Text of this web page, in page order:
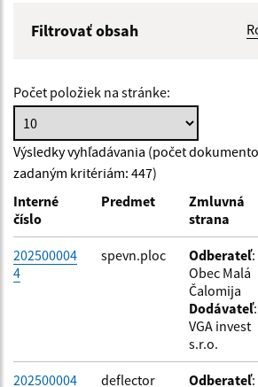
Filtrovať obsah
Hľadať v:
Typ dátumu:
Dátum od:
Suma od:
Počet položiek na stránke:
Výsledky vyhľadávania (počet
zadaným kritériám: 447)
Interné
číslo
Predmet
Zmluvná
strana
202500004
4
spevn.ploc Odberateľ:
Obec Malá
Čalomija
Dodávateľ:
VGA invest
s.r.o.
202500004
deflector Odberateľ: